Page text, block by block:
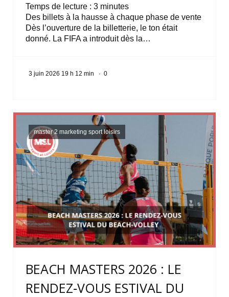
Temps de lecture : 3 minutes
Des billets à la hausse à chaque phase de vente
Dès l’ouverture de la billetterie, le ton était
donné. La FIFA a introduit dès la…
3 juin 2026 19 h 12 min · 0
master 2 marketing sport loisirs
BEACH MASTERS 2026 : LE
RENDEZ‑VOUS ESTIVAL DU